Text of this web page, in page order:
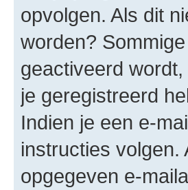
opvolgen. Als dit
worden?
geactiveerd
je geregistreerd
Indien je een e-
instructies volgen.
opgegeven e-